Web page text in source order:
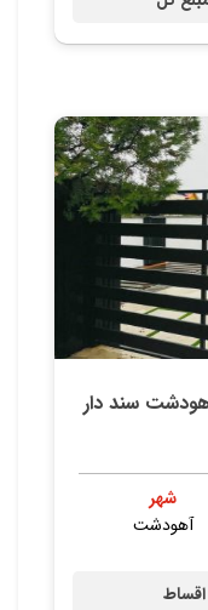
سند دار
شهر
آهودشت
اقساط